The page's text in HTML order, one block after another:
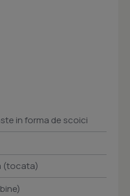
in forma de scoici
(tocata)